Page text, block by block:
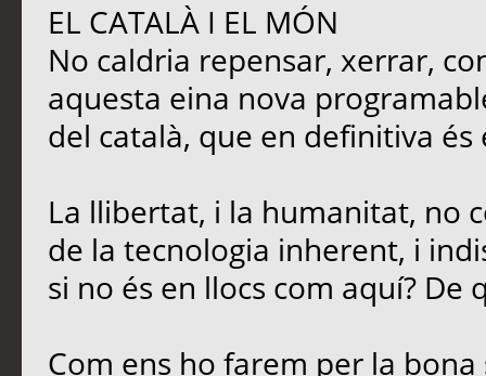
EL CATALÀ I EL MÓN
No caldria repensar, xerrar,
aquesta eina nova
del català, que en definitiva
La llibertat, i la humanitat, no
de la tecnologia inherent, i
si no és en llocs com aquí? De
Com ens ho farem per la